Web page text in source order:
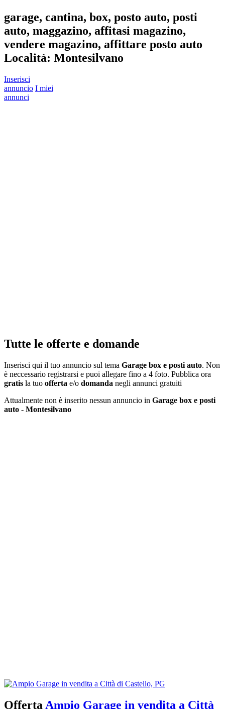
garage, cantina, box, posto auto, posti
auto, maggazino, affitasi magazino,
vendere magazino, affittare posto auto
Località: Montesilvano
Inserisci
annuncio I miei
annunci
Tutte le offerte e domande
Inserisci qui il tuo annuncio sul tema Garage box e posti auto. Non
è neccessario registrarsi e puoi allegare fino a 4 foto. Pubblica ora
gratis la tuo offerta e/o domanda negli annunci gratuiti
Attualmente non è inserito nessun annuncio in Garage box e posti
auto - Montesilvano
Offerta Ampio Garage in vendita a Città